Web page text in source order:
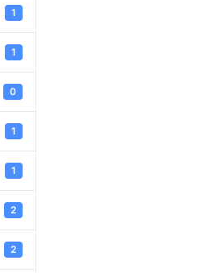
1
1
0
1
1
2
2